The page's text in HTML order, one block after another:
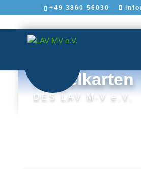
+49 3860 56030
Angelkarten
DES LAV M-V e.V.